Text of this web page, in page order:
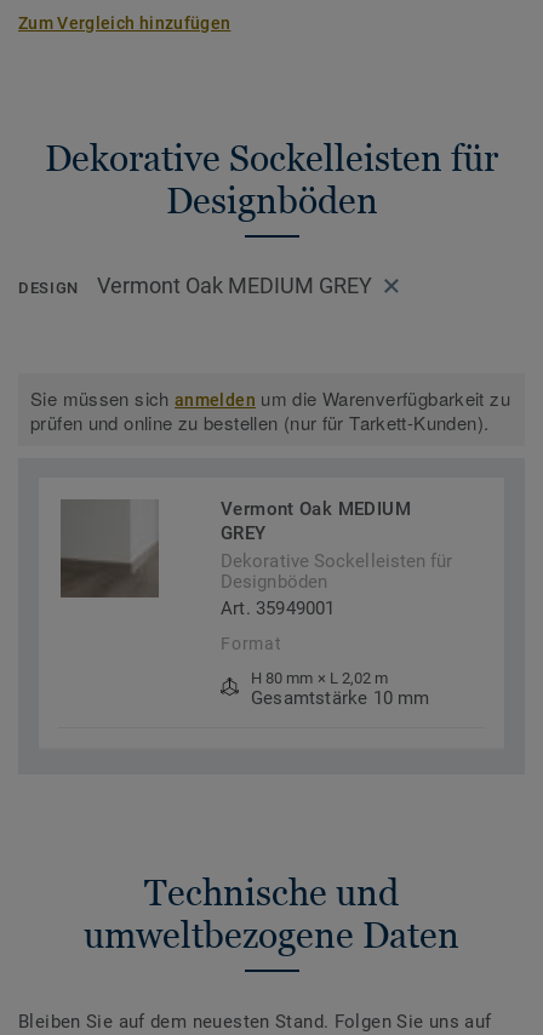
Zum Vergleich hinzufügen
Dekorative Sockelleisten für
Designböden
DESIGN Vermont Oak MEDIUM GREY
Sie müssen sichanmelden um die Warenverfügbarkeit zu
prüfen und online zu bestellen (nur für Tarkett-Kunden).
Vermont Oak MEDIUM
GREY
Dekorative Sockelleisten für
Designböden
Art. 35949001
Format
H 80 mm × L 2,02 m
Gesamtstärke 10 mm
Technische und
umweltbezogene Daten
Bleiben Sie auf dem neuesten Stand. Folgen Sie uns auf